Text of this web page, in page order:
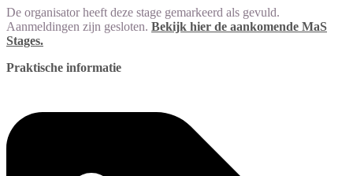
De organisator heeft deze stage gemarkeerd als gevuld.
Aanmeldingen zijn gesloten. Bekijk hier de aankomende MaS
Stages.
Praktische informatie